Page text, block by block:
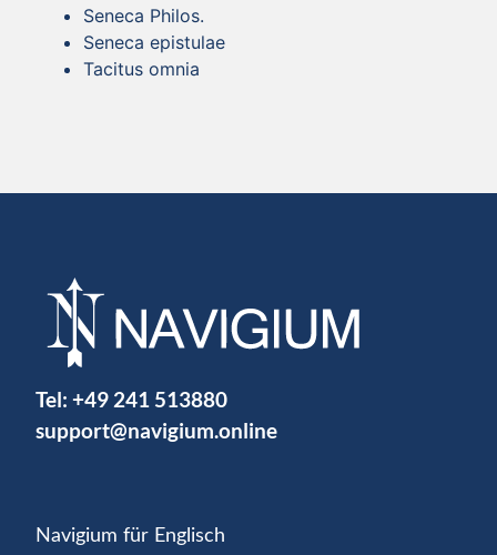
Seneca Philos.
Seneca epistulae
Tacitus omnia
Tel: +49 241 513880
support@navigium.online
Navigium für Englisch